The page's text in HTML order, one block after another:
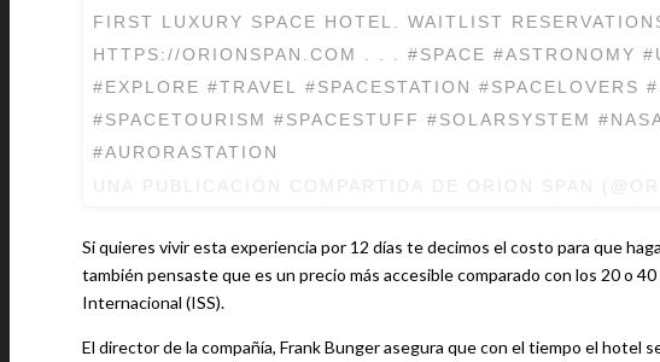
FIRST LUXURY SPACE HOTEL. WAITLIST
HTTPS://ORIONSPAN.COM . . . #SPACE #ASTRONOMY
#EXPLORE #TRAVEL #SPACESTATION #SPACELOVERS
#SPACETOURISM #SPACESTUFF #SOLARSYSTEM
#AURORASTATION
Si quieres vivir esta experiencia por 12 días te decimos el costo para que
también pensaste que es un precio más accesible comparado con los 20 o
Internacional (ISS).
El director de la compañía, Frank Bunger asegura que con el tiempo el hotel